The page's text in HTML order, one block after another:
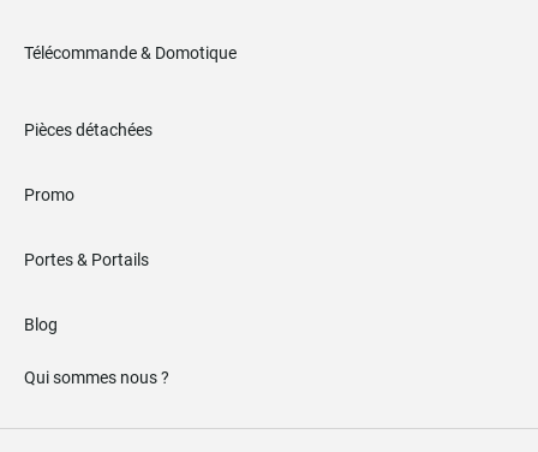
Télécommande & Domotique
Pièces détachées
Promo
Portes & Portails
Blog
Qui sommes nous ?